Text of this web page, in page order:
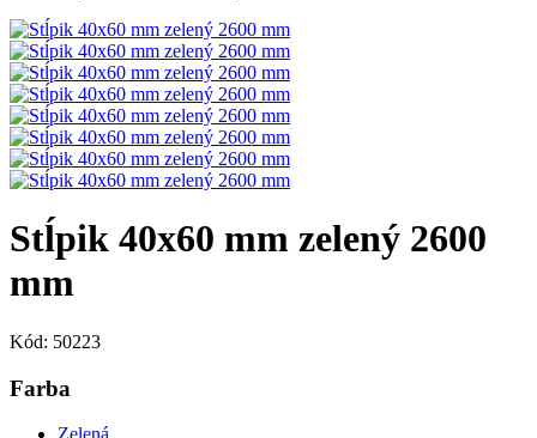
Stĺpik 40x60 mm zelený 2600
mm
Kód: 50223
Farba